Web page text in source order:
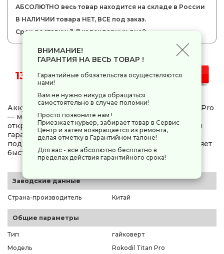
АБСОЛЮТНО весь товар находится на складе в России
В НАЛИЧИИ товара НЕТ, ВСЕ под заказ.
Срок доставки: 3-7 календарных дней
13 749 руб. - +
Аккумуляторный ударный гайковерт Rokodil Titan Pro
— мощный инструмент для закручивания и
откручивания крепежей. Два аккумулятора на 4 Ач
гарантируют продолжительную работу без
подзарядки, а крутящий момент до 550 Нм позволяет
быстро справляться с любыми задачами.
Заводские данные
Страна-производитель Китай
Общие параметры
Тип
гайковерт
Модель
Rokodil Titan Pro
ВНИМАНИЕ!
ГАРАНТИЯ НА ВЕСЬ ТОВАР !
Гарантийные обязательства осуществляются
нами!
Вам не нужно никуда обращаться
самостоятельно в случае поломки!
Просто позвоните нам !
Приезжает курьер, забирает товар в Сервис
Центр и затем возвращается из ремонта,
делая отметку в Гарантийном талоне!
Для вас - всё абсолютно бесплатно в
пределах действия гарантийного срока!